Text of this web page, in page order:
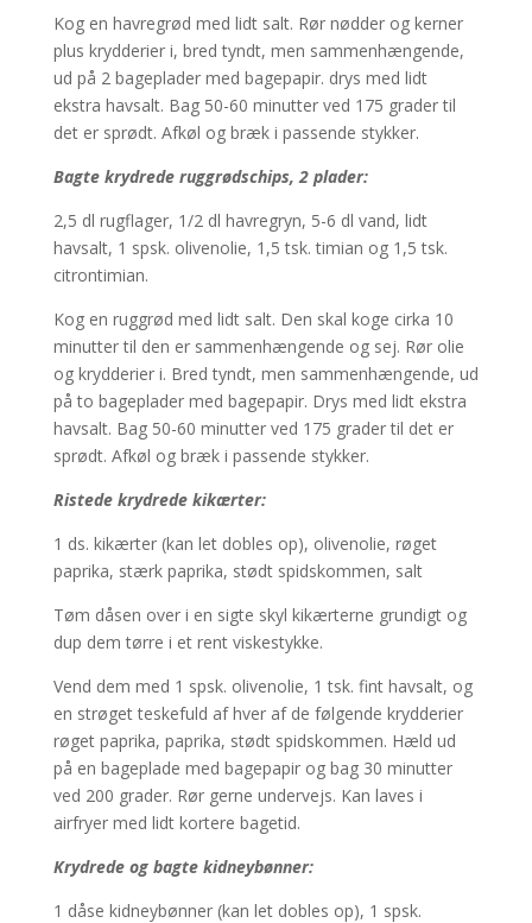
Kog en havregrød med lidt salt. Rør nødder og kerner
plus krydderier i, bred tyndt, men sammenhængende,
ud på 2 bageplader med bagepapir. drys med lidt
ekstra havsalt. Bag 50-60 minutter ved 175 grader til
det er sprødt. Afkøl og bræk i passende stykker.
Bagte krydrede ruggrødschips, 2 plader:
2,5 dl rugflager, 1/2 dl havregryn, 5-6 dl vand, lidt
havsalt, 1 spsk. olivenolie, 1,5 tsk. timian og 1,5 tsk.
citrontimian.
Kog en ruggrød med lidt salt. Den skal koge cirka 10
minutter til den er sammenhængende og sej. Rør olie
og krydderier i. Bred tyndt, men sammenhængende, ud
på to bageplader med bagepapir. Drys med lidt ekstra
havsalt. Bag 50-60 minutter ved 175 grader til det er
sprødt. Afkøl og bræk i passende stykker.
Ristede krydrede kikærter:
1 ds. kikærter (kan let dobles op), olivenolie, røget
paprika, stærk paprika, stødt spidskommen, salt
Tøm dåsen over i en sigte skyl kikærterne grundigt og
dup dem tørre i et rent viskestykke.
Vend dem med 1 spsk. olivenolie, 1 tsk. fint havsalt, og
en strøget teskefuld af hver af de følgende krydderier
røget paprika, paprika, stødt spidskommen. Hæld ud
på en bageplade med bagepapir og bag 30 minutter
ved 200 grader. Rør gerne undervejs. Kan laves i
airfryer med lidt kortere bagetid.
Krydrede og bagte kidneybønner:
1 dåse kidneybønner (kan let dobles op), 1 spsk.